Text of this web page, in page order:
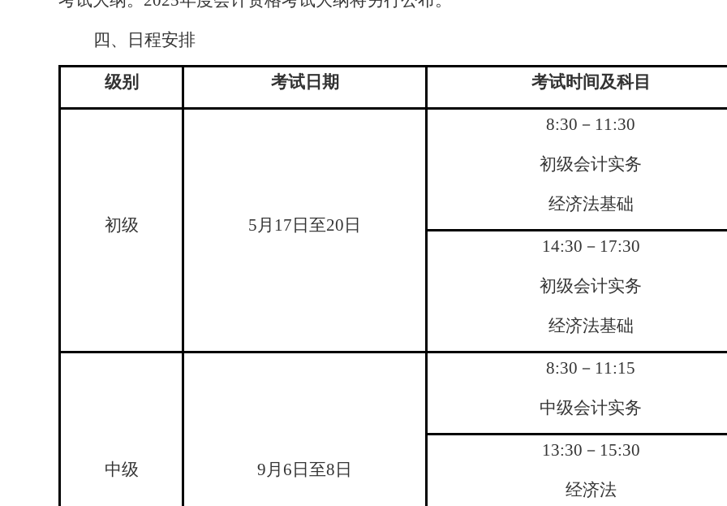
四、 日程安排
级别 考试日期 考试时间及科目
初级 5 月 17 日至20 日
8:30 － 11:30
初级会计实务
经济法基础
14:30 － 17:30
初级会计实务
经济法基础
中级 9 月 6 日至8 日
8:30 － 11:15
中级会计实务
13:30 － 15:30
经济法